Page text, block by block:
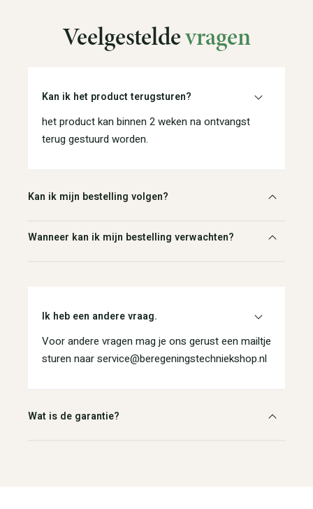
Veelgesteldevragen
Kan ik het product terugsturen?
het product kan binnen 2 weken na ontvangst
terug gestuurd worden.
Kan ik mijn bestelling volgen?
Wanneer kan ik mijn bestelling verwachten?
Ik heb een andere vraag.
Voor andere vragen mag je ons gerust een mailtje
sturen naar service@beregeningstechniekshop.nl
Wat is de garantie?